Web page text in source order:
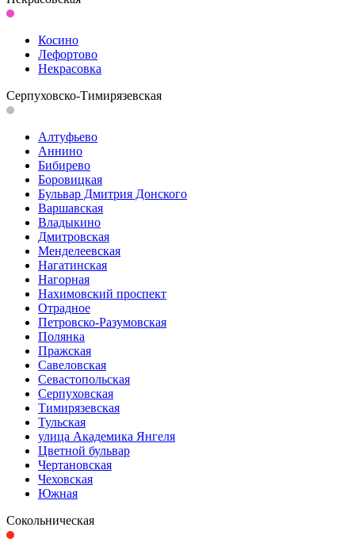
Косино
Лефортово
Некрасовка
Серпуховско-Тимирязевская
Алтуфьево
Аннино
Бибирево
Боровицкая
Бульвар Дмитрия Донского
Варшавская
Владыкино
Дмитровская
Менделеевская
Нагатинская
Нагорная
Нахимовский проспект
Отрадное
Петровско-Разумовская
Полянка
Пражская
Савеловская
Севастопольская
Серпуховская
Тимирязевская
Тульская
улица Академика Янгеля
Цветной бульвар
Чертановская
Чеховская
Южная
Сокольническая